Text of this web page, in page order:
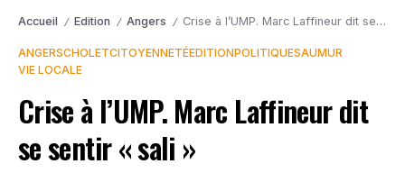
Accueil / Edition / Angers / Crise à l’UMP. Marc Laffineur dit se sentir « sali »
ANGERSCHOLETCITOYENNETÉEDITIONPOLITIQUESAUMUR
VIE LOCALE
Crise à l’UMP. Marc Laffineur dit
se sentir « sali »